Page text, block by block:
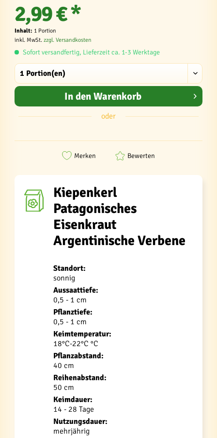
2,99 € *
Inhalt: 1 Portion
inkl. MwSt. zzgl. Versandkosten
Sofort versandfertig, Lieferzeit ca. 1-3 Werktage
In den Warenkorb
oder
Merken Bewerten
Kiepenkerl
Patagonisches
Eisenkraut
Argentinische Verbene
Standort:
sonnig
Aussaattiefe:
0,5 - 1 cm
Pflanztiefe:
0,5 - 1 cm
Keimtemperatur:
18°C-22°C °C
Pflanzabstand:
40 cm
Reihenabstand:
50 cm
Keimdauer:
14 - 28 Tage
Nutzungsdauer:
mehrjährig